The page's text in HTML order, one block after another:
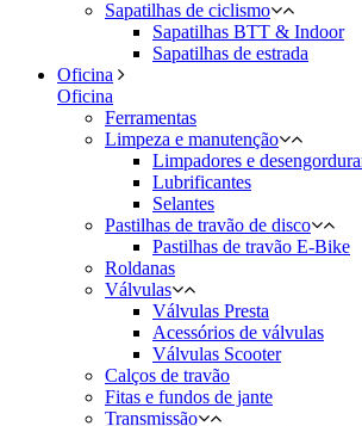
Sapatilhas de ciclismo
Sapatilhas BTT & Indoor
Sapatilhas de estrada
Oficina
Oficina
Ferramentas
Limpeza e manutenção
Limpadores e
Lubrificantes
Selantes
Pastilhas de travão de disco
Pastilhas de travão E-Bike
Roldanas
Válvulas
Válvulas Presta
Acessórios de válvulas
Válvulas Scooter
Calços de travão
Fitas e fundos de jante
Transmissão